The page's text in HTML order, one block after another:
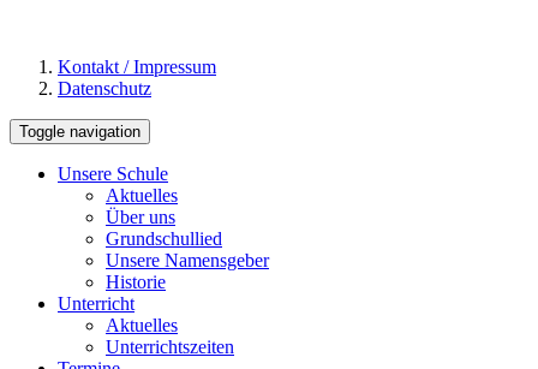
Kontakt / Impressum
Datenschutz
Toggle navigation
Unsere Schule
Aktuelles
Über uns
Grundschullied
Unsere Namensgeber
Historie
Unterricht
Aktuelles
Unterrichtszeiten